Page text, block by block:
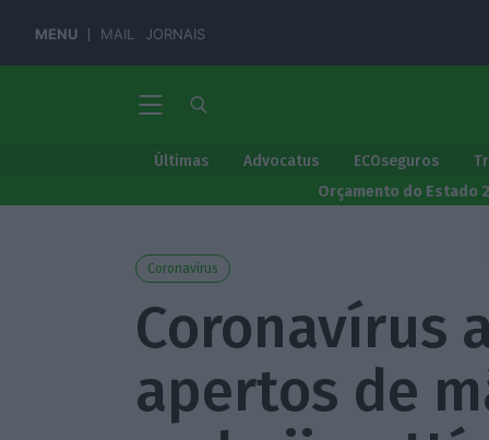
MENU MAIL JORNAIS
Últimas Advocatus ECOseguros
Orçamento do Estado
Coronavírus
Coronavírus
apertos de